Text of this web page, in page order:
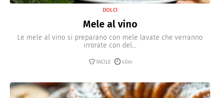
DOLCI
Mele al vino
Le mele al vino si preparano con mele lavate che verranno
irrorate con del...
FACILE 40m